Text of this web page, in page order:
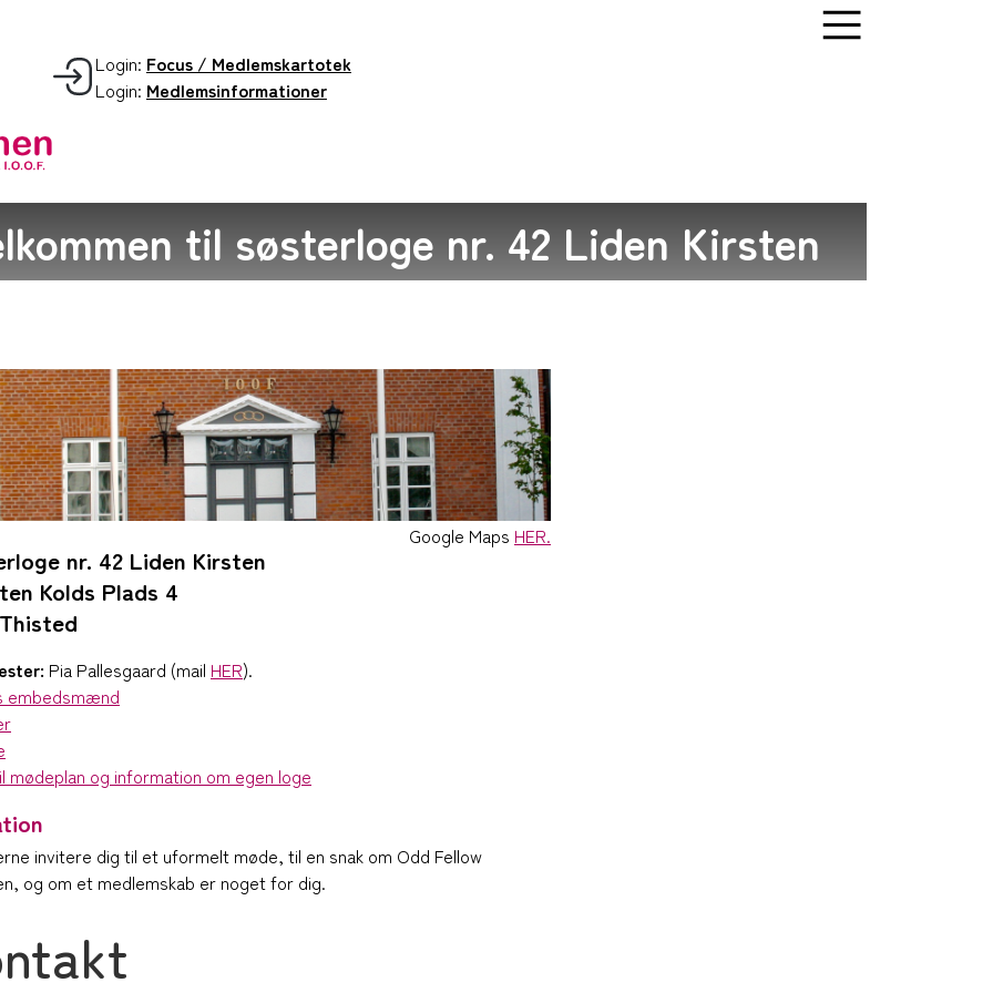
Login: Focus / Medlemskartotek
Login: Medlemsinformationer
til søsterloge nr. 42 Liden Kirsten
Google Maps HER.
nr. 42 Liden Kirsten
Kolds Plads 4
Pia Pallesgaard (mail HER).
embedsmænd
mødeplan og information om egen loge
invitere dig til et uformelt møde, til en snak om Odd Fellow
og om et medlemskab er noget for dig.